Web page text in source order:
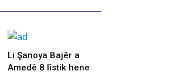
Li Şanoya Bajêr a
Amedê 8 lîstik hene